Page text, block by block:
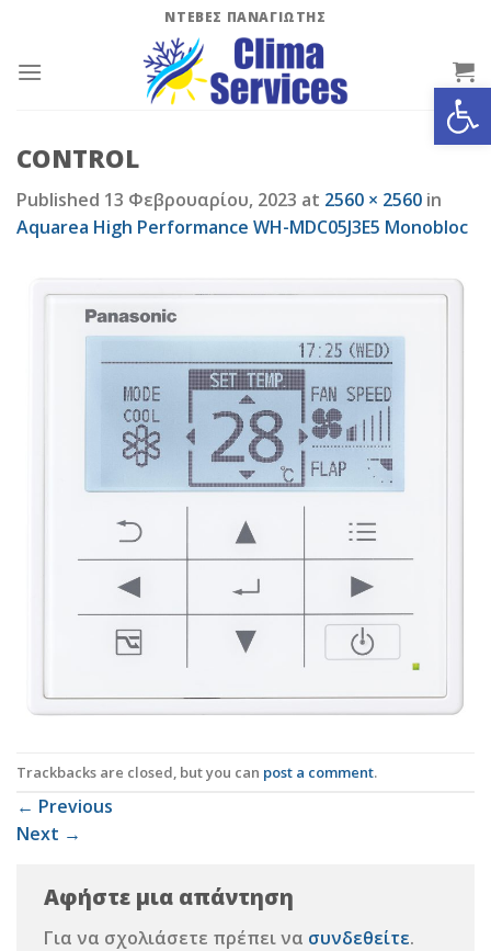
content
ΝΤΕΒΕΣ ΠΑΝΑΓΙΩΤΗΣ
CONTROL
Published 13 Φεβρουαρίου, 2023 at 2560 × 2560 in
Aquarea High Performance WH-MDC05J3E5 Monobloc
Trackbacks are closed, but you can post a comment.
← Previous
Next →
Αφήστε μια απάντηση
Για να σχολιάσετε πρέπει να συνδεθείτε.